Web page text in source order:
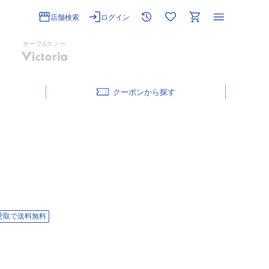
店舗検索 ログイン
サーフ&スノー
クーポン
取で送料無料